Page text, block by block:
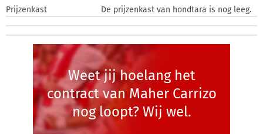
Prijzenkast De prijzenkast van hondtara is nog leeg.
Weet jij hoelang het
contract van Maher Carrizo
nog loopt? Wij wel.